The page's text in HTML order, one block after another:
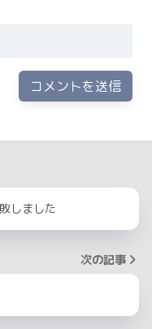
しました
次の記事